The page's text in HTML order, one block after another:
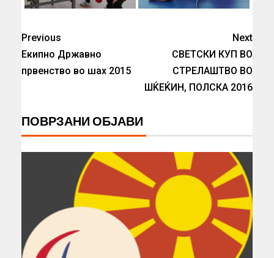
Previous
Екипно Државно
првенство во шах 2015
Next
СВЕТСКИ КУП ВО
СТРЕЛАШТВО ВО
ШЌЕЌИН, ПОЛСКА 2016
ПОВРЗАНИ ОБЈАВИ